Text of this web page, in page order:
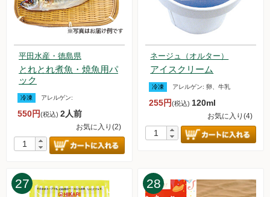
平田水産・徳島県
とれとれ煮魚・焼魚用パ
ック
冷凍 アレルゲン:
550円(税込) 2人前
お気に入り(2)
ネージュ（オルター）
アイスクリーム
冷凍 アレルゲン:卵、牛乳
255円(税込) 120ml
お気に入り(4)
27 28